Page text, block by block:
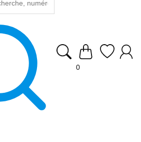
0